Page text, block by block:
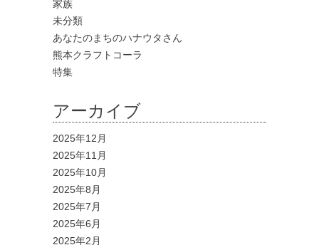
家族
未分類
あなたのまちのハナウタさん
熊本クラフトコーラ
特集
アーカイブ
2025年12月
2025年11月
2025年10月
2025年8月
2025年7月
2025年6月
2025年2月